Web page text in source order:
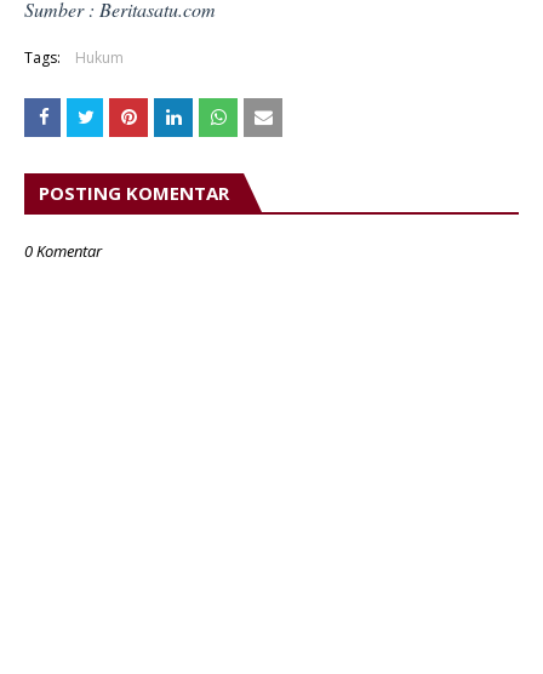
Sumber : Beritasatu.com
Tags: Hukum
POSTING KOMENTAR
0 Komentar